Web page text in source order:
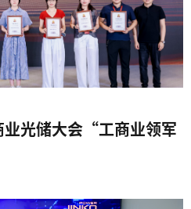
业光储大会“工商业领军